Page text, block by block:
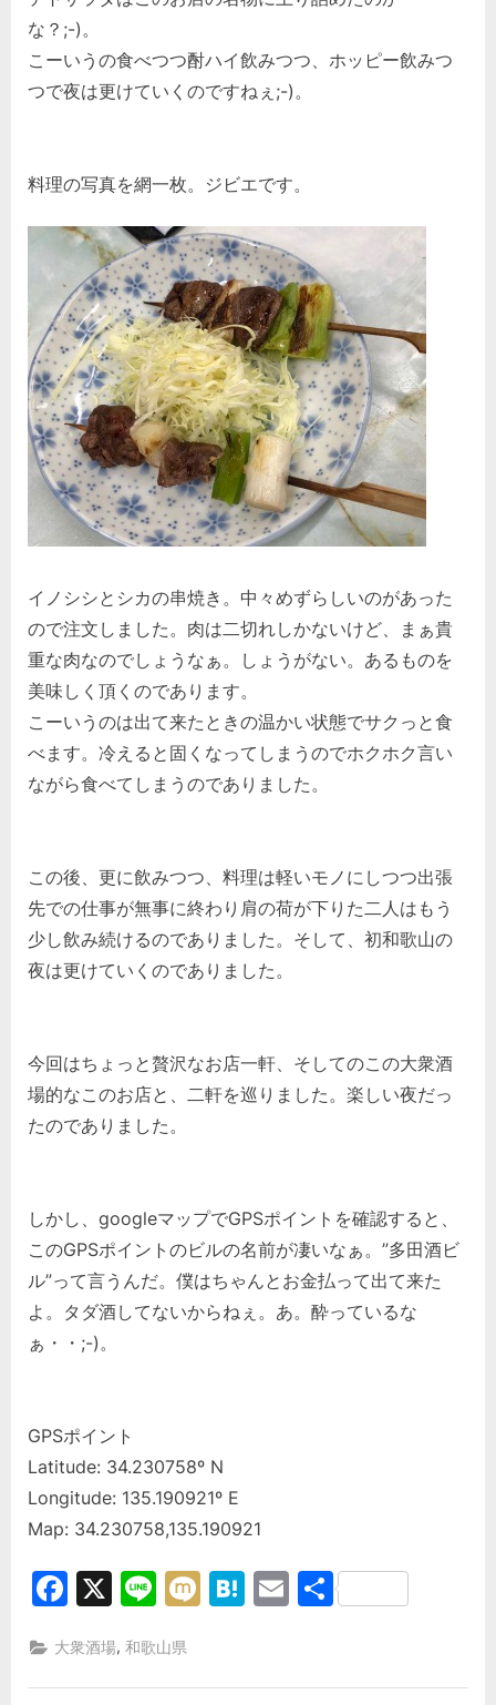
な？;-)。
こーいうの食べつつ酎ハイ飲みつつ、ホッピー飲みつ
つで夜は更けていくのですねぇ;-)。
料理の写真を網一枚。ジビエです。
イノシシとシカの串焼き。中々めずらしいのがあった
ので注文しました。肉は二切れしかないけど、まぁ貴
重な肉なのでしょうなぁ。しょうがない。あるものを
美味しく頂くのであります。
こーいうのは出て来たときの温かい状態でサクっと食
べます。冷えると固くなってしまうのでホクホク言い
ながら食べてしまうのでありました。
この後、更に飲みつつ、料理は軽いモノにしつつ出張
先での仕事が無事に終わり肩の荷が下りた二人はもう
少し飲み続けるのでありました。そして、初和歌山の
夜は更けていくのでありました。
今回はちょっと贅沢なお店一軒、そしてのこの大衆酒
場的なこのお店と、二軒を巡りました。楽しい夜だっ
たのでありました。
しかし、googleマップでGPSポイントを確認すると、
このGPSポイントのビルの名前が凄いなぁ。”多田酒ビ
ル”って言うんだ。僕はちゃんとお金払って出て来た
よ。タダ酒してないからねぇ。あ。酔っているな
ぁ・・;-)。
GPSポイント
Latitude: 34.230758º N
Longitude: 135.190921º E
Map: 34.230758,135.190921
Facebook
X LineMixiHatena
Email
共
大衆酒場,和歌山県